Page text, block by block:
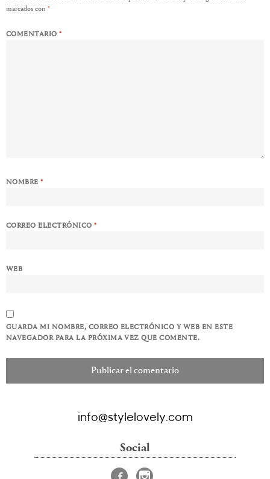
marcados con *
COMENTARIO*
NOMBRE*
CORREO ELECTRÓNICO*
WEB
GUARDA MI NOMBRE, CORREO ELECTRÓNICO Y WEB EN ESTE
NAVEGADOR PARA LA PRÓXIMA VEZ QUE COMENTE.
info@stylelovely.com
Social